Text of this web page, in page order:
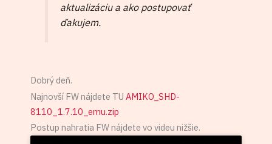
aktualizáciu a ako postupovať
ďakujem.
Dobrý deň.
Najnovší FW nájdete TU AMIKO_SHD-
8110_1.7.10_emu.zip
Postup nahratia FW nájdete vo videu nižšie.